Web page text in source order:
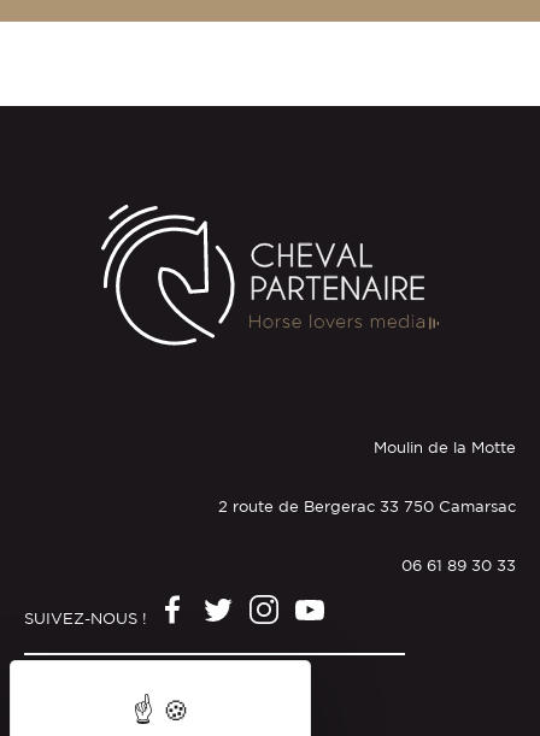
Moulin de la Motte
2 route de Bergerac 33 750 Camarsac
06 61 89 30 33
SUIVEZ-NOUS !
Politique de confidentialité